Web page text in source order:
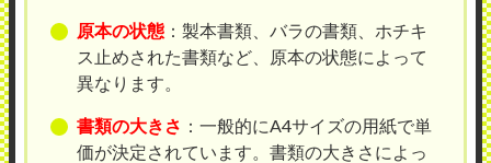
原本の状態：製本書類、バラの書類、ホチキ
ス止めされた書類など、原本の状態によって
異なります。
書類の大きさ ：一般的にA4サイズの用紙で単
価が決定されています。書類の大きさによっ